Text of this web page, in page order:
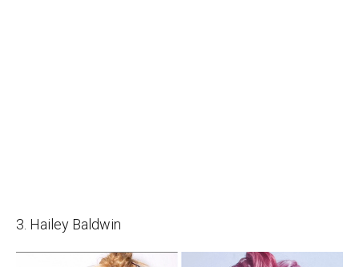
3. Hailey Baldwin